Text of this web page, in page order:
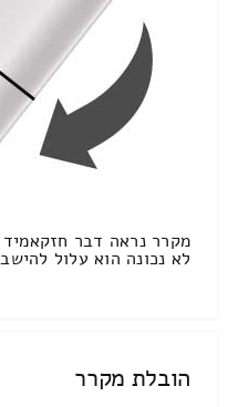
מקרר נראה דבר חזקאמיד
לא נכונה הוא עלול
הובלת מקרר